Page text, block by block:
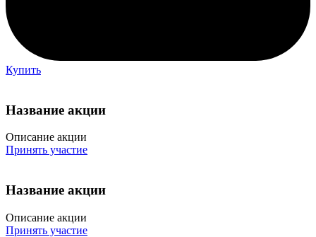
Купить
Название акции
Описание акции
Принять участие
Название акции
Описание акции
Принять участие